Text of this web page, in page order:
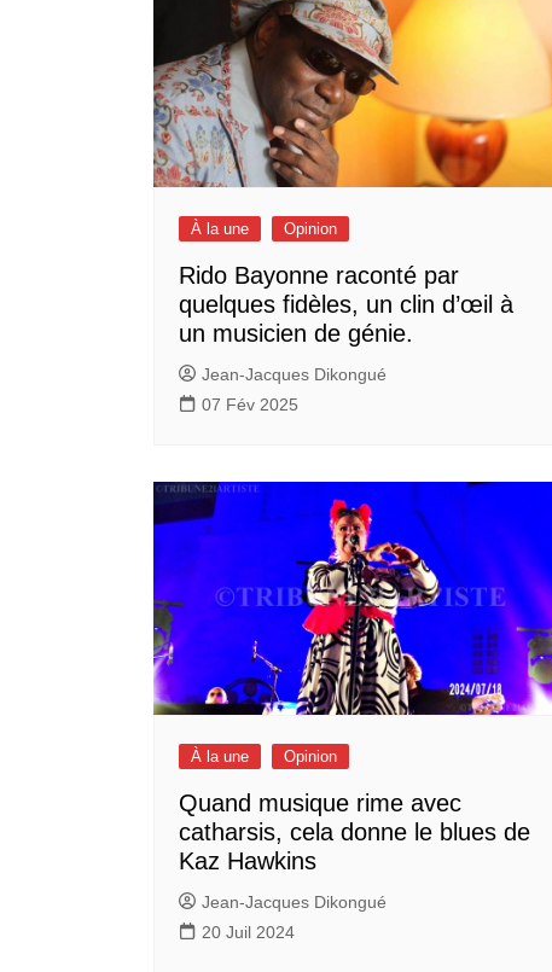
À la une Opinion
Rido Bayonne raconté par
quelques fidèles, un clin d’œil à
un musicien de génie.
Jean-Jacques Dikongué
07 Fév 2025
À la une Opinion
Quand musique rime avec
catharsis, cela donne le blues de
Kaz Hawkins
Jean-Jacques Dikongué
20 Juil 2024